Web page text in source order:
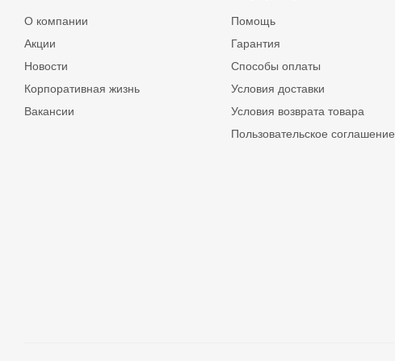
О компании
Акции
Новости
Корпоративная жизнь
Вакансии
Помощь
Гарантия
Способы оплаты
Условия доставки
Условия возврата товара
Пользовательское соглашение